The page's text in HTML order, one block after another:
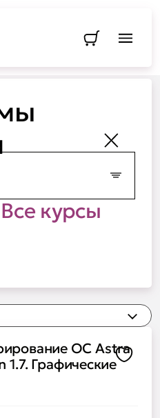
Перейти
Все курсы
ОС Astra
1.7. Графические